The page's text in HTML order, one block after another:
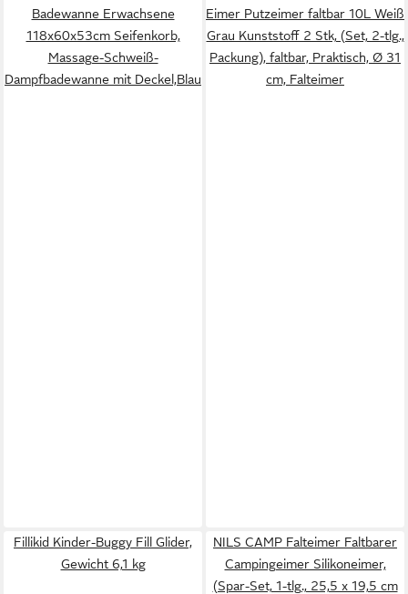
Badewanne Erwachsene
118x60x53cm Seifenkorb,
Massage-Schweiß-
Dampfbadewanne mit Deckel,Blau
Eimer Putzeimer faltbar 10L Weiß
Grau Kunststoff 2 Stk, (Set, 2-tlg.,
Packung), faltbar, Praktisch, Ø 31
cm, Falteimer
Fillikid Kinder-Buggy Fill Glider,
Gewicht 6,1 kg
NILS CAMP Falteimer Faltbarer
Campingeimer Silikoneimer,
(Spar-Set, 1-tlg., 25,5 x 19,5 cm